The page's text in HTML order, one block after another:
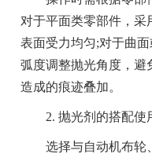
对于平面类零部件，采
表面受力均匀;对于曲
弧度调整抛光角度，避
造成的痕迹叠加。
2. 抛光剂的搭配使
选择与自动机布轮、